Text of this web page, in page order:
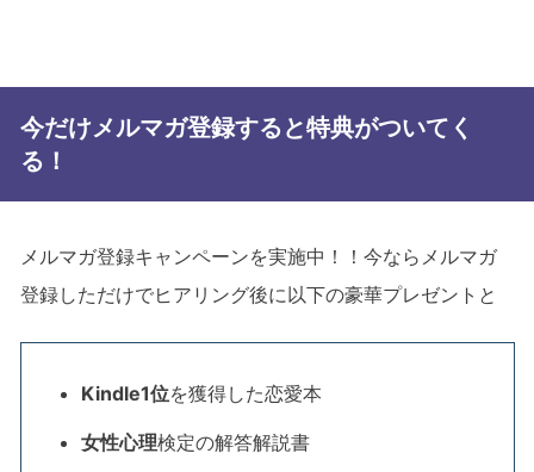
今だけメルマガ登録すると特典がついてく
る！
メルマガ登録キャンペーンを実施中！！今ならメルマガ
登録しただけでヒアリング後に以下の豪華プレゼントと
Kindle1位を獲得した恋愛本
女性心理検定の解答解説書